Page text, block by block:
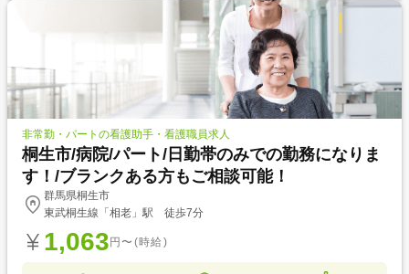
非常勤・パートの看護助手・看護職員求人
桐生市/病院/パート/日勤帯のみでの勤務になりま
す！/ブランクある方もご相談可能！
群馬県桐生市
東武桐生線「相老」駅 徒歩7分
1,063 円〜(時給)